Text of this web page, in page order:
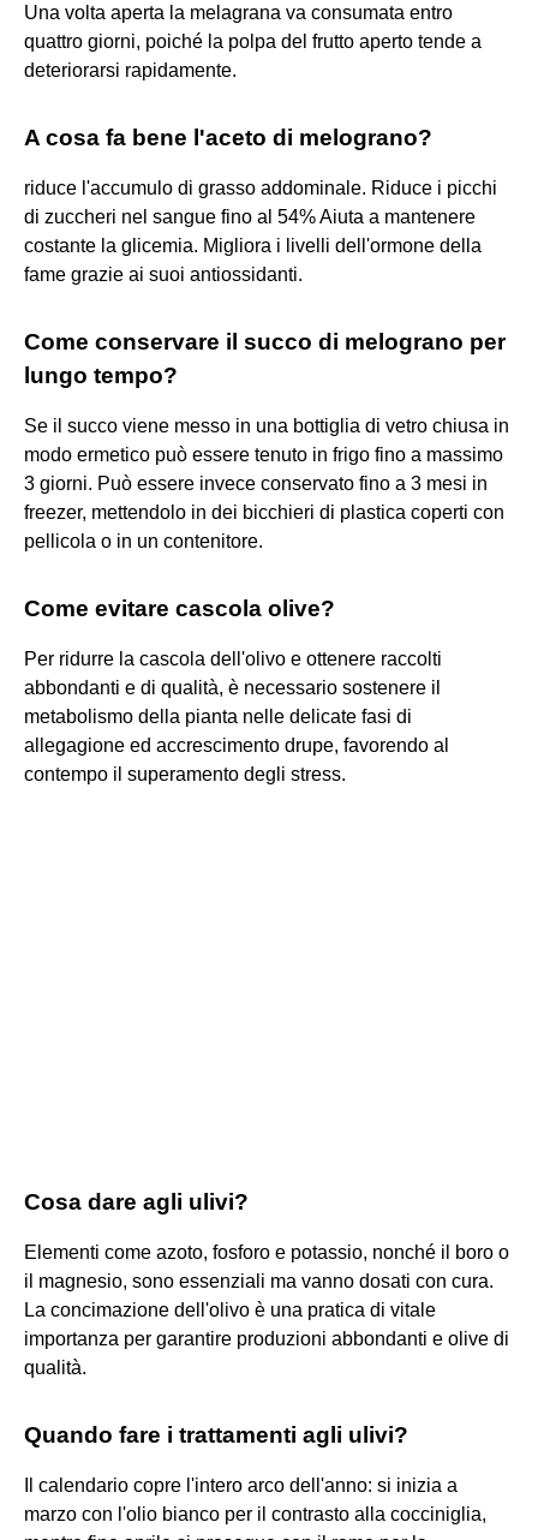
Una volta aperta la melagrana va consumata entro
quattro giorni, poiché la polpa del frutto aperto tende a
deteriorarsi rapidamente.
A cosa fa bene l'aceto di melograno?
riduce l'accumulo di grasso addominale. Riduce i picchi
di zuccheri nel sangue fino al 54% Aiuta a mantenere
costante la glicemia. Migliora i livelli dell'ormone della
fame grazie ai suoi antiossidanti.
Come conservare il succo di melograno per
lungo tempo?
Se il succo viene messo in una bottiglia di vetro chiusa in
modo ermetico può essere tenuto in frigo fino a massimo
3 giorni. Può essere invece conservato fino a 3 mesi in
freezer, mettendolo in dei bicchieri di plastica coperti con
pellicola o in un contenitore.
Come evitare cascola olive?
Per ridurre la cascola dell'olivo e ottenere raccolti
abbondanti e di qualità, è necessario sostenere il
metabolismo della pianta nelle delicate fasi di
allegagione ed accrescimento drupe, favorendo al
contempo il superamento degli stress.
Cosa dare agli ulivi?
Elementi come azoto, fosforo e potassio, nonché il boro o
il magnesio, sono essenziali ma vanno dosati con cura.
La concimazione dell'olivo è una pratica di vitale
importanza per garantire produzioni abbondanti e olive di
qualità.
Quando fare i trattamenti agli ulivi?
Il calendario copre l'intero arco dell'anno: si inizia a
marzo con l'olio bianco per il contrasto alla cocciniglia,